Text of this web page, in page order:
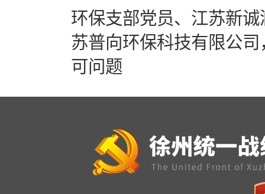
环保支部党员、江苏新
苏普向环保科技有限公
可问题